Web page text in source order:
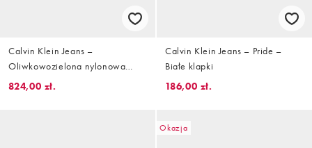
Calvin Klein Jeans –
Oliwkowozielona nylonowa
wiatrówka z kapturem
824,00 zł.
Calvin Klein Jeans – Pride –
Białe klapki
186,00 zł.
Okazja